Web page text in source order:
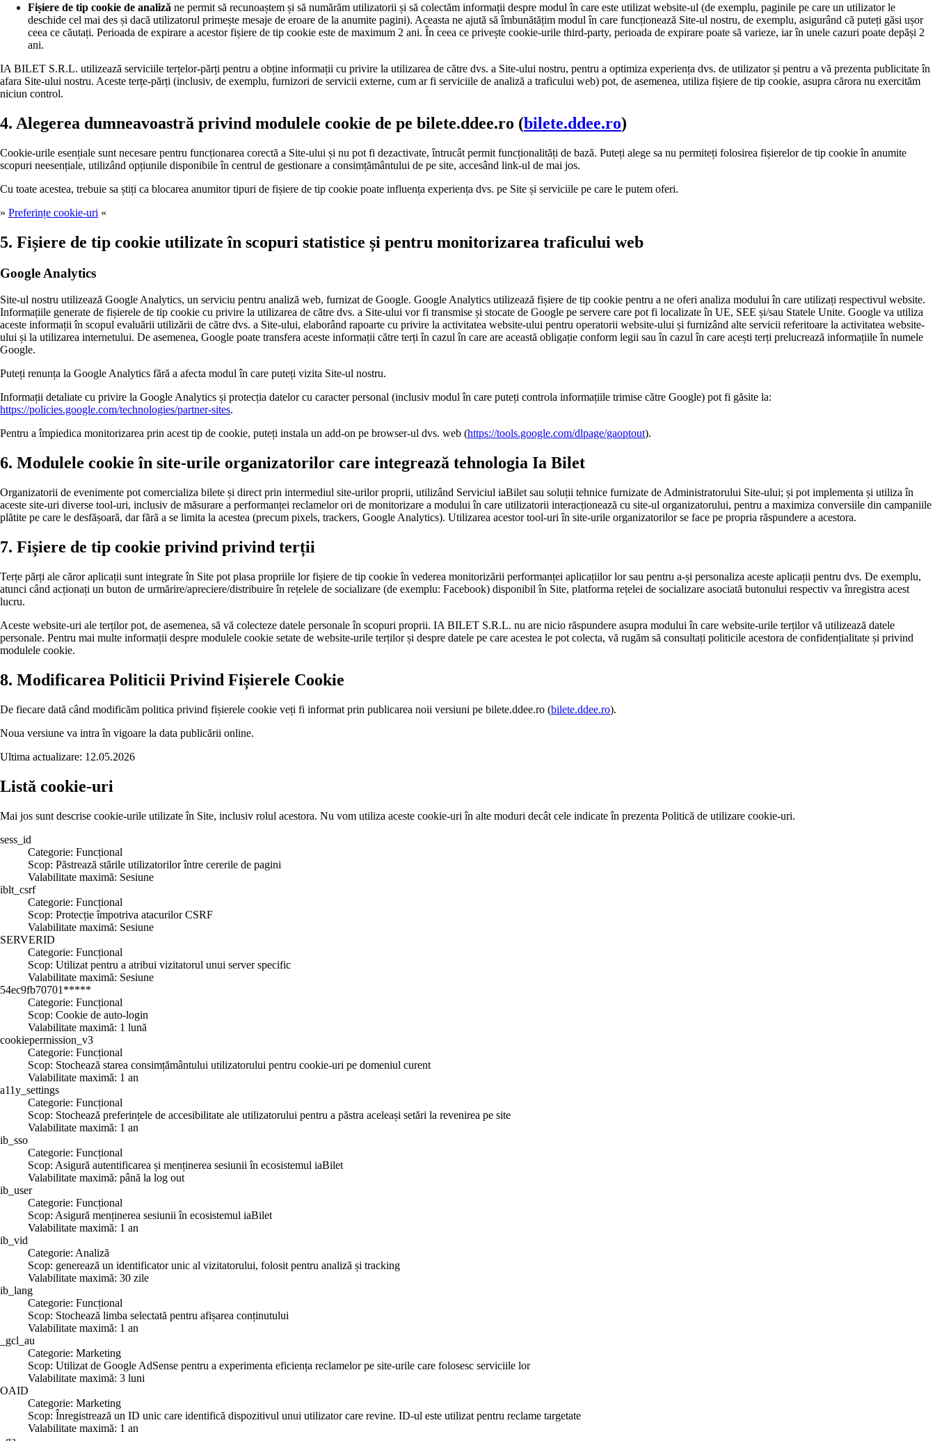
Fișiere de tip cookie de analiză ne permit să recunoaștem și să numărăm utilizatorii și să colectăm informații despre modul în care este utilizat website-ul (de exemplu, paginile pe care un utilizator le
deschide cel mai des și dacă utilizatorul primește mesaje de eroare de la anumite pagini). Aceasta ne ajută să îmbunătățim modul în care funcționează Site-ul nostru, de exemplu, asigurând că puteți găsi ușor
ceea ce căutați. Perioada de expirare a acestor fișiere de tip cookie este de maximum 2 ani. În ceea ce privește cookie-urile third-party, perioada de expirare poate să varieze, iar în unele cazuri poate depăși 2
ani.
IA BILET S.R.L. utilizează serviciile terțelor-părți pentru a obține informații cu privire la utilizarea de către dvs. a Site-ului nostru, pentru a optimiza experiența dvs. de utilizator și pentru a vă prezenta publicitate în
afara Site-ului nostru. Aceste terțe-părți (inclusiv, de exemplu, furnizori de servicii externe, cum ar fi serviciile de analiză a traficului web) pot, de asemenea, utiliza fișiere de tip cookie, asupra cărora nu exercităm
niciun control.
4. Alegerea dumneavoastră privind modulele cookie de pe bilete.ddee.ro (bilete.ddee.ro)
Cookie-urile esențiale sunt necesare pentru funcționarea corectă a Site-ului și nu pot fi dezactivate, întrucât permit funcționalități de bază. Puteți alege sa nu permiteți folosirea fișierelor de tip cookie în anumite
scopuri neesențiale, utilizând opțiunile disponibile în centrul de gestionare a consimțământului de pe site, accesând link-ul de mai jos.
Cu toate acestea, trebuie sa știți ca blocarea anumitor tipuri de fișiere de tip cookie poate influența experiența dvs. pe Site și serviciile pe care le putem oferi.
» Preferințe cookie-uri «
5. Fișiere de tip cookie utilizate în scopuri statistice și pentru monitorizarea traficului web
Google Analytics
Site-ul nostru utilizează Google Analytics, un serviciu pentru analiză web, furnizat de Google. Google Analytics utilizează fișiere de tip cookie pentru a ne oferi analiza modului în care utilizați respectivul website.
Informațiile generate de fișierele de tip cookie cu privire la utilizarea de către dvs. a Site-ului vor fi transmise și stocate de Google pe servere care pot fi localizate în UE, SEE și/sau Statele Unite. Google va utiliza
aceste informații în scopul evaluării utilizării de către dvs. a Site-ului, elaborând rapoarte cu privire la activitatea website-ului pentru operatorii website-ului și furnizând alte servicii referitoare la activitatea website-
ului și la utilizarea internetului. De asemenea, Google poate transfera aceste informații către terți în cazul în care are această obligație conform legii sau în cazul în care acești terți prelucrează informațiile în numele
Google.
Puteți renunța la Google Analytics fără a afecta modul în care puteți vizita Site-ul nostru.
Informații detaliate cu privire la Google Analytics și protecția datelor cu caracter personal (inclusiv modul în care puteți controla informațiile trimise către Google) pot fi găsite la:
https://policies.google.com/technologies/partner-sites.
Pentru a împiedica monitorizarea prin acest tip de cookie, puteți instala un add-on pe browser-ul dvs. web (https://tools.google.com/dlpage/gaoptout).
6. Modulele cookie în site-urile organizatorilor care integrează tehnologia Ia Bilet
Organizatorii de evenimente pot comercializa bilete și direct prin intermediul site-urilor proprii, utilizând Serviciul iaBilet sau soluții tehnice furnizate de Administratorului Site-ului; și pot implementa și utiliza în
aceste site-uri diverse tool-uri, inclusiv de măsurare a performanței reclamelor ori de monitorizare a modului în care utilizatorii interacționează cu site-ul organizatorului, pentru a maximiza conversiile din campaniile
plătite pe care le desfășoară, dar fără a se limita la acestea (precum pixels, trackers, Google Analytics). Utilizarea acestor tool-uri în site-urile organizatorilor se face pe propria răspundere a acestora.
7. Fișiere de tip cookie privind privind terții
Terțe părți ale căror aplicații sunt integrate în Site pot plasa propriile lor fișiere de tip cookie în vederea monitorizării performanței aplicațiilor lor sau pentru a-și personaliza aceste aplicații pentru dvs. De exemplu,
atunci când acționați un buton de urmărire/apreciere/distribuire în rețelele de socializare (de exemplu: Facebook) disponibil în Site, platforma rețelei de socializare asociată butonului respectiv va înregistra acest
lucru.
Aceste website-uri ale terților pot, de asemenea, să vă colecteze datele personale în scopuri proprii. IA BILET S.R.L. nu are nicio răspundere asupra modului în care website-urile terților vă utilizează datele
personale. Pentru mai multe informații despre modulele cookie setate de website-urile terților și despre datele pe care acestea le pot colecta, vă rugăm să consultați politicile acestora de confidențialitate și privind
modulele cookie.
8. Modificarea Politicii Privind Fișierele Cookie
De fiecare dată când modificăm politica privind fișierele cookie veți fi informat prin publicarea noii versiuni pe bilete.ddee.ro (bilete.ddee.ro).
Noua versiune va intra în vigoare la data publicării online.
Ultima actualizare: 12.05.2026
Listă cookie-uri
Mai jos sunt descrise cookie-urile utilizate în Site, inclusiv rolul acestora. Nu vom utiliza aceste cookie-uri în alte moduri decât cele indicate în prezenta Politică de utilizare cookie-uri.
sess_id
Categorie: Funcțional
Scop: Păstrează stările utilizatorilor între cererile de pagini
Valabilitate maximă: Sesiune
iblt_csrf
Categorie: Funcțional
Scop: Protecție împotriva atacurilor CSRF
Valabilitate maximă: Sesiune
SERVERID
Categorie: Funcțional
Scop: Utilizat pentru a atribui vizitatorul unui server specific
Valabilitate maximă: Sesiune
54ec9fb70701*****
Categorie: Funcțional
Scop: Cookie de auto-login
Valabilitate maximă: 1 lună
cookiepermission_v3
Categorie: Funcțional
Scop: Stochează starea consimțământului utilizatorului pentru cookie-uri pe domeniul curent
Valabilitate maximă: 1 an
a11y_settings
Categorie: Funcțional
Scop: Stochează preferințele de accesibilitate ale utilizatorului pentru a păstra aceleași setări la revenirea pe site
Valabilitate maximă: 1 an
ib_sso
Categorie: Funcțional
Scop: Asigură autentificarea și menținerea sesiunii în ecosistemul iaBilet
Valabilitate maximă: până la log out
ib_user
Categorie: Funcțional
Scop: Asigură menținerea sesiunii în ecosistemul iaBilet
Valabilitate maximă: 1 an
ib_vid
Categorie: Analiză
Scop: generează un identificator unic al vizitatorului, folosit pentru analiză și tracking
Valabilitate maximă: 30 zile
ib_lang
Categorie: Funcțional
Scop: Stochează limba selectată pentru afișarea conținutului
Valabilitate maximă: 1 an
_gcl_au
Categorie: Marketing
Scop: Utilizat de Google AdSense pentru a experimenta eficiența reclamelor pe site-urile care folosesc serviciile lor
Valabilitate maximă: 3 luni
OAID
Categorie: Marketing
Scop: Înregistrează un ID unic care identifică dispozitivul unui utilizator care revine. ID-ul este utilizat pentru reclame targetate
Valabilitate maximă: 1 an